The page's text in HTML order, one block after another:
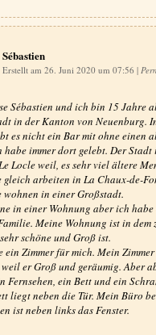
Sébastien
Erstellt am 26. Juni 2020 um 07:56 |
Sébastien und ich bin 15 Jahre
in der Kanton von Neuenburg.
es nicht ein Bar mit ohne einen
habe immer dort gelebt. Der
Locle weil, es sehr viel ältere
gleich arbeiten in La Chaux-de-
wohnen in einer Großstadt.
in einer Wohnung aber ich
Meine Wohnung ist in
schöne und Groß ist.
ein Zimmer für mich. Mein
er Groß und geräumig. Aber
Fernsehen, ein Bett und ein
liegt neben die Tür. Mein Büro
ist neben links das Fenster.